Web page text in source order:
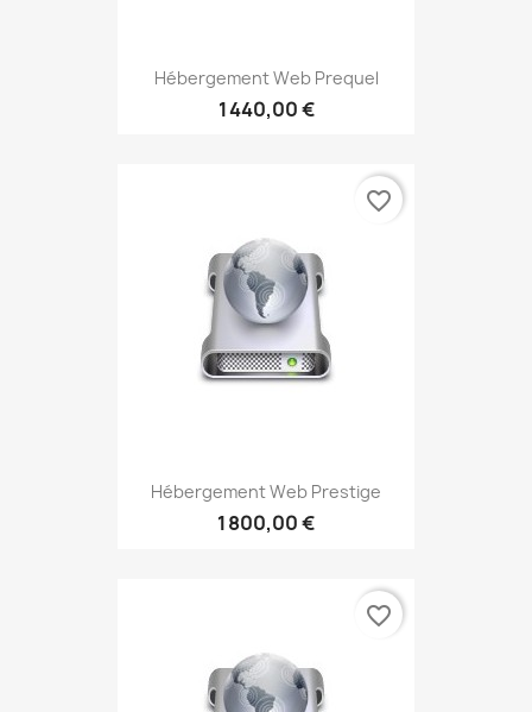
Hébergement Web Prequel
1 440,00 €
Hébergement Web Prestige
1 800,00 €
favorite_border
favorite_border